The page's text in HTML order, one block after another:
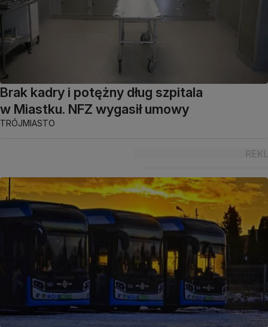
Brak kadry i potężny dług szpitala
w Miastku. NFZ wygasił umowy
TRÓJMIASTO